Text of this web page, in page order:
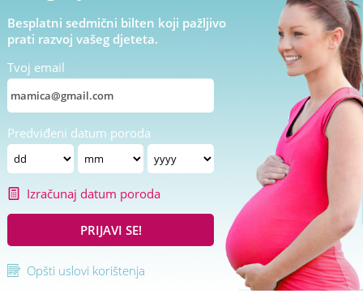
Besplatni sedmični bilten koji pažljivo
prati razvoj vašeg djeteta.
Tvoj email
Predviđeni datum poroda
Izračunaj datum poroda
PRIJAVI SE!
Opšti uslovi korištenja